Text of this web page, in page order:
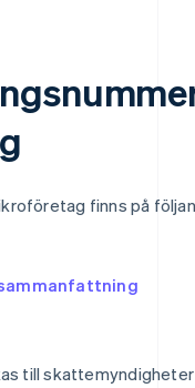
finns på
till skattemyndigheter